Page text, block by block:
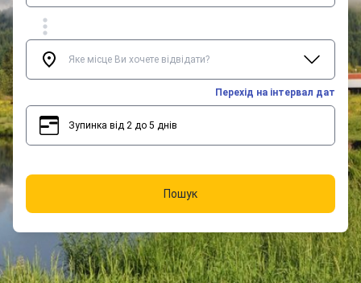
Перехід на інтервал дат
Зупинка від 2 до 5 днів
Пошук